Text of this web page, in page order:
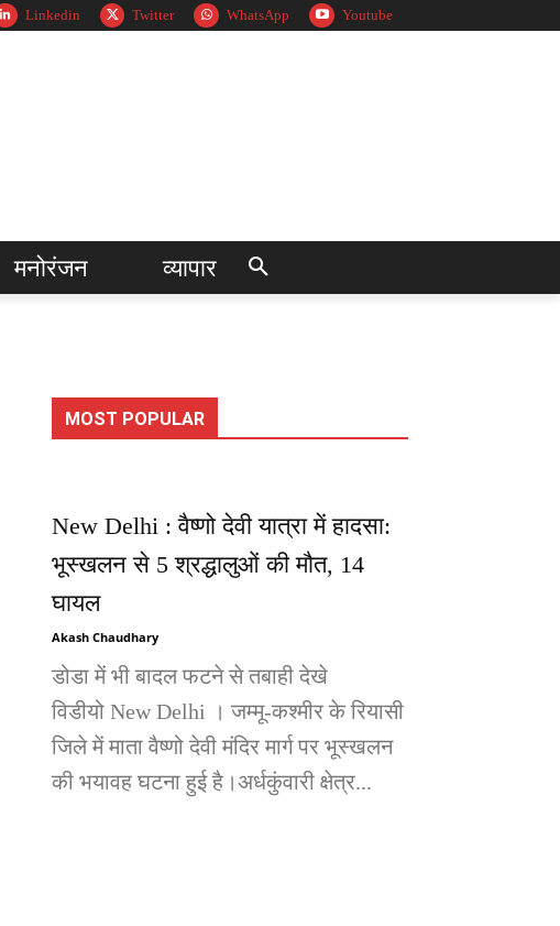
Linkedin Twitter WhatsApp Youtube
मनोरंजन व्यापार
MOST POPULAR
New Delhi : वैष्णो देवी यात्रा में हादसा:
भूस्खलन से 5 श्रद्धालुओं की मौत, 14
घायल
Akash Chaudhary
डोडा में भी बादल फटने से तबाही देखे
विडीयो New Delhi । जम्मू-कश्मीर के रियासी
जिले में माता वैष्णो देवी मंदिर मार्ग पर भूस्खलन
की भयावह घटना हुई है।अर्धकुंवारी क्षेत्र...